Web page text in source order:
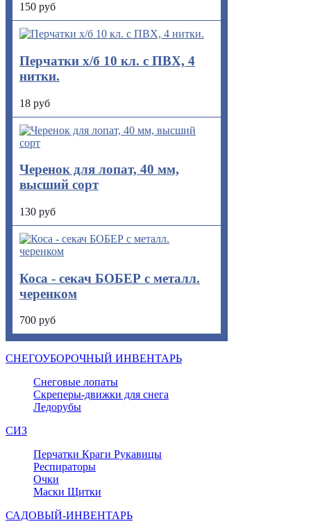
150 руб
Перчатки х/б 10 кл. с ПВХ, 4
нитки.
18 руб
Черенок для лопат, 40 мм,
высший сорт
130 руб
Коса - секач БОБЕР с металл.
черенком
700 руб
СНЕГОУБОРОЧНЫЙ ИНВЕНТАРЬ
Снеговые лопаты
Скреперы-движки для снега
Ледорубы
СИЗ
Перчатки Краги Рукавицы
Респираторы
Очки
Маски Щитки
САДОВЫЙ-ИНВЕНТАРЬ